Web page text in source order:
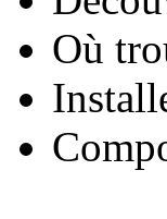
Où